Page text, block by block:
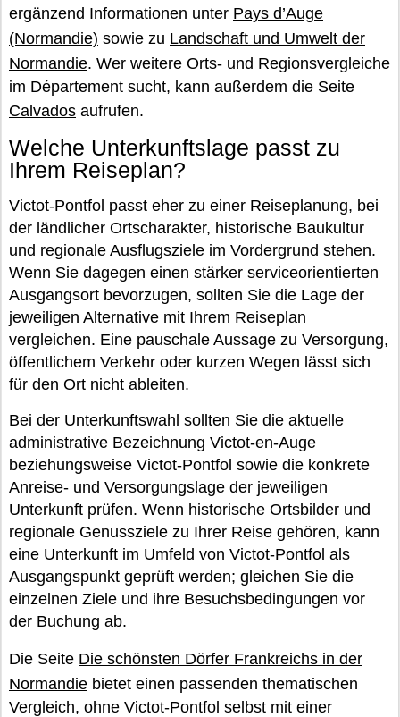
ergänzend Informationen unter Pays d’Auge
(Normandie) sowie zu Landschaft und Umwelt der
Normandie. Wer weitere Orts- und Regionsvergleiche
im Département sucht, kann außerdem die Seite
Calvados aufrufen.
Welche Unterkunftslage passt zu
Ihrem Reiseplan?
Victot-Pontfol passt eher zu einer Reiseplanung, bei
der ländlicher Ortscharakter, historische Baukultur
und regionale Ausflugsziele im Vordergrund stehen.
Wenn Sie dagegen einen stärker serviceorientierten
Ausgangsort bevorzugen, sollten Sie die Lage der
jeweiligen Alternative mit Ihrem Reiseplan
vergleichen. Eine pauschale Aussage zu Versorgung,
öffentlichem Verkehr oder kurzen Wegen lässt sich
für den Ort nicht ableiten.
Bei der Unterkunftswahl sollten Sie die aktuelle
administrative Bezeichnung Victot-en-Auge
beziehungsweise Victot-Pontfol sowie die konkrete
Anreise- und Versorgungslage der jeweiligen
Unterkunft prüfen. Wenn historische Ortsbilder und
regionale Genussziele zu Ihrer Reise gehören, kann
eine Unterkunft im Umfeld von Victot-Pontfol als
Ausgangspunkt geprüft werden; gleichen Sie die
einzelnen Ziele und ihre Besuchsbedingungen vor
der Buchung ab.
Die Seite Die schönsten Dörfer Frankreichs in der
Normandie bietet einen passenden thematischen
Vergleich, ohne Victot-Pontfol selbst mit einer